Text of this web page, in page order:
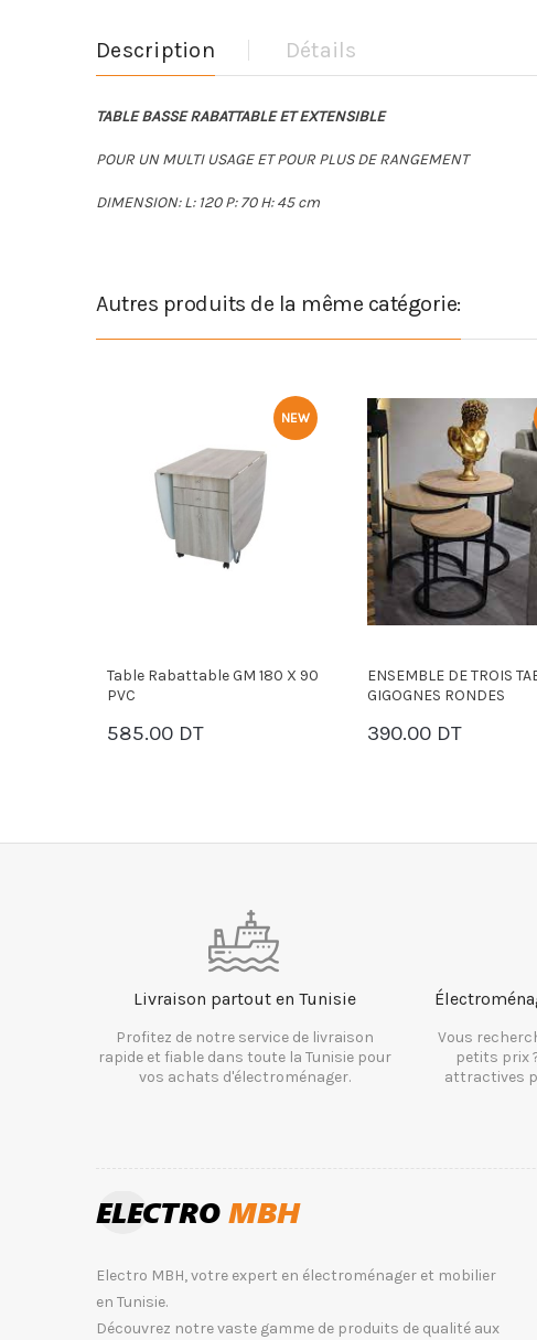
Description Détails
TABLE BASSE RABATTABLE ET EXTENSIBLE
POUR UN MULTI USAGE ET POUR PLUS DE RANGEMENT
DIMENSION: L: 120 P: 70 H: 45 cm
Autres produits de la même catégorie:
NEW
Table Rabattable GM 180 X 90
PVC
585.00 DT
PANIER
ENSEMBLE DE TROIS
GIGOGNES RONDES
390.00 DT
PANIER
Livraison partout en Tunisie
Profitez de notre service de livraison
rapide et fiable dans toute la Tunisie pour
vos achats d'électroménager.
Vous
petits prix
attractives
Electro MBH, votre expert en électroménager et mobilier
en Tunisie.
Découvrez notre vaste gamme de produits de qualité aux